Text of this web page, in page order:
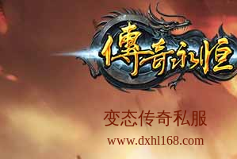
变态传奇私服
www.dxhl168.com